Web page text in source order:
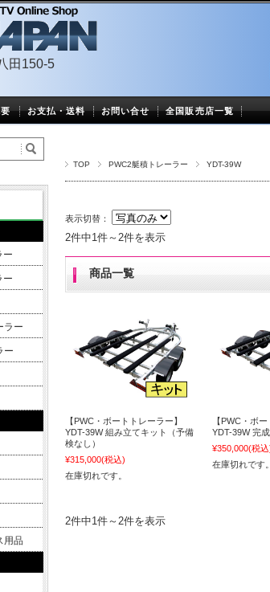
田150-5
お支払・送料 お問い合せ 全国販売店一覧
TOP PWC2艇積トレーラー YDT-39W
表示切替：
2件中1件～2件を表示
商品一覧
【PWC・ボートトレーラー】
YDT-39W 組み立てキット（予備
検なし）
¥315,000(税込)
在庫切れです。
【PWC・ボ
YDT-39W 完
¥350,000(税込
在庫切れです。
2件中1件～2件を表示
ー
ー
ラー
ー
用品